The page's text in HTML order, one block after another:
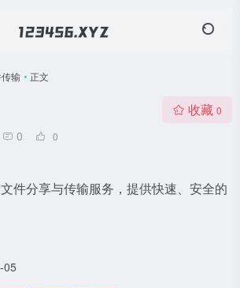
输 • 正文
0 0
收藏 0
件分享与传输服务，提供快速、安全的
05